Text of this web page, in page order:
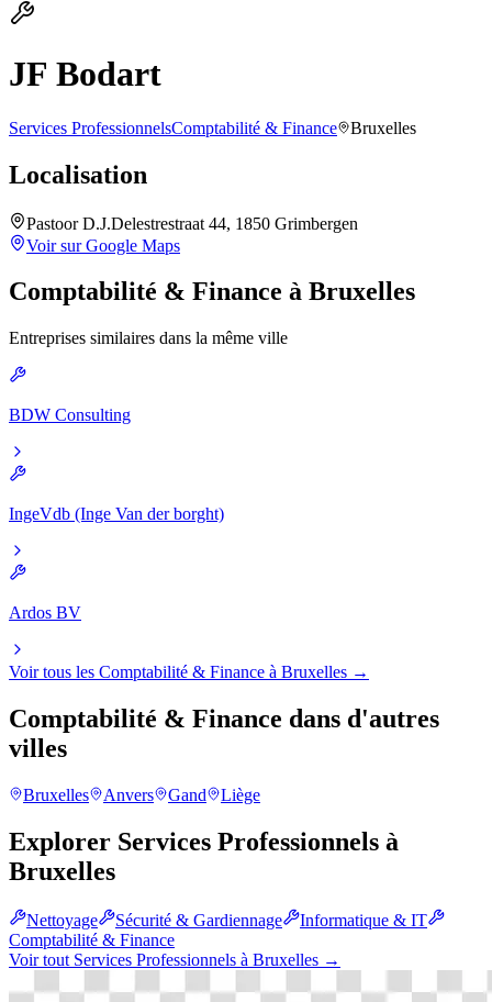
JF Bodart
Services ProfessionnelsComptabilité & Finance Bruxelles
Localisation
Pastoor D.J.Delestrestraat 44, 1850 Grimbergen
Voir sur Google Maps
Comptabilité & Finance à Bruxelles
Entreprises similaires dans la même ville
BDW Consulting
IngeVdb (Inge Van der borght)
Ardos BV
Voir tous les Comptabilité & Finance à Bruxelles →
Comptabilité & Finance dans d'autres
villes
Bruxelles Anvers Gand Liège
Explorer Services Professionnels à
Bruxelles
Nettoyage Sécurité & Gardiennage
Informatique & IT
Comptabilité & Finance
Voir tout Services Professionnels à Bruxelles →